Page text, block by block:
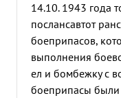
14.10. 1943 года
послансавтот
боеприпасов,
выполнения
ел и бомбежку с
боеприпасы были